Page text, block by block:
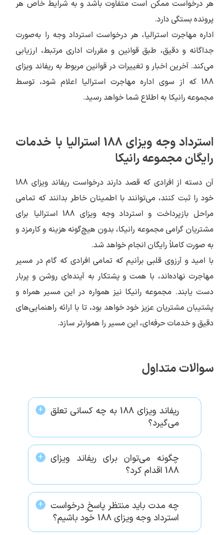
هر درخواست ممکن است متفاوت باشد و به شرایط خاص هر
پرونده بستگی دارد.
اداره مهاجرت استرالیا، هر درخواست استرداد وجه را به‌صورت
جداگانه و دقیق، طبق قوانین و مقررات اداری مرتبط، ارزیابی
می‌کند. آخرین اخبار و تغییرات در قوانین مربوط به ریفاند ویزای
188 که از سوی اداره مهاجرت استرالیا اعلام شود، توسط
مجموعه رانیکا به اطلاع شما خواهد رسید.
استرداد وجه ویزای 188 استرالیا با خدمات
رایگان مجموعه رانیکا
آن دسته از افرادی که قصد دارند درخواست ریفاند ویزای 188
خود را ثبت کنند، می‌توانند با اطمینان خاطر بدانند که تمامی
مراحل بازپرداخت و استرداد وجه ویزای 188 استرالیا برای
مشتریان گرامی مجموعه رانیکا، بدون هیچ‌گونه هزینه و کارمزد و
به صورت کاملاً رایگان انجام خواهد شد.
با امید و آرزوی قلبی برآنیم که تمامی افرادی که گام در مسیر
مهاجرت نهاده‌اند، با همت و پشتکار به آینده‌ای روشن و پربار
دست یابند. مجموعه رانیکا نیز همواره در این مسیر همراه و
پشتیبان مشتریان عزیز خود خواهد بود، تا با ارائه راهنمایی‌های
دقیق و خدمات حرفه‌ای، این مسیر را هموارتر سازد.
سوالات متداول
ریفاند ویزای 188 به چه کسانی تعلق
می‌گیرد؟
چگونه می‌توان برای ریفاند ویزای
188 اقدام کرد؟
چه مدت باید منتظر پاسخ درخواست
استرداد وجه ویزای 188 خود باشیم؟